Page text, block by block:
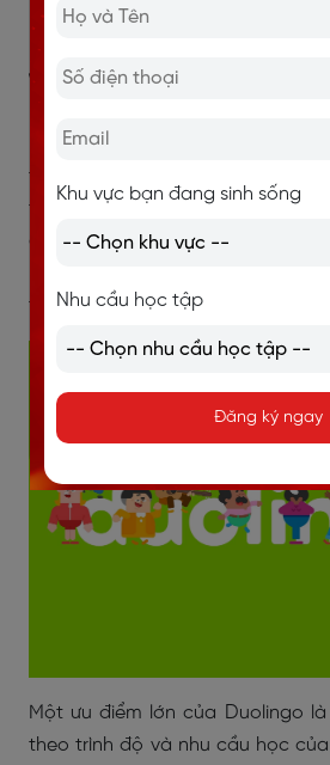
nghe tiếng Anh của mình.
1. Duolingo
Duolingo sử dụng
trong đó người dùng sẽ phải
từ, cụm từ và câu trước khi đưa
giúp cải thiện khả năng nghe của
từ vựng và cấu trúc câu tiếng Anh.
Một ưu điểm lớn của Duolingo
theo trình độ và nhu cầu học
Khu vực bạn đang sinh sống
Nhu cầu học tập
Đăng ký ngay